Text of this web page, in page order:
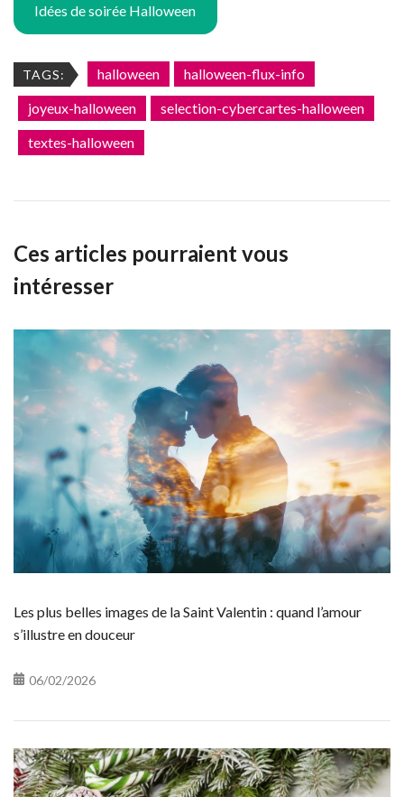
Idées de soirée Halloween
TAGS: halloween
halloween-flux-info
joyeux-halloween
selection-cybercartes-halloween
textes-halloween
Ces articles pourraient vous
intéresser
Les plus belles images de la Saint Valentin : quand l’amour
s’illustre en douceur
06/02/2026